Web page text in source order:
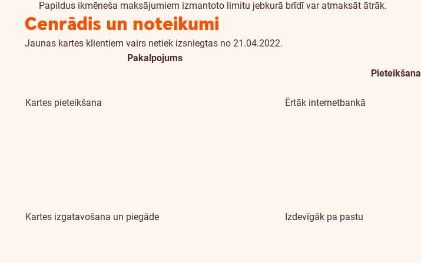
Papildus ikmēneša maksājumiem izmantoto limitu jebkurā brīdī var atmaksāt ātrāk.
Cenrādis un noteikumi
Jaunas kartes klientiem vairs netiek izsniegtas no 21.04.2022.
Pakalpojums
Pieteikšana
Kartes pieteikšana Ērtāk internetbankā
Kartes izgatavošana un piegāde Izdevīgāk pa pastu